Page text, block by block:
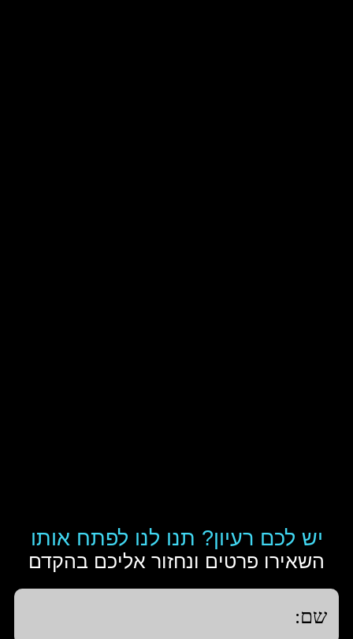
יש לכם רעיון? תנו לנו לפתח אותו
השאירו פרטים ונחזור אליכם בהקדם